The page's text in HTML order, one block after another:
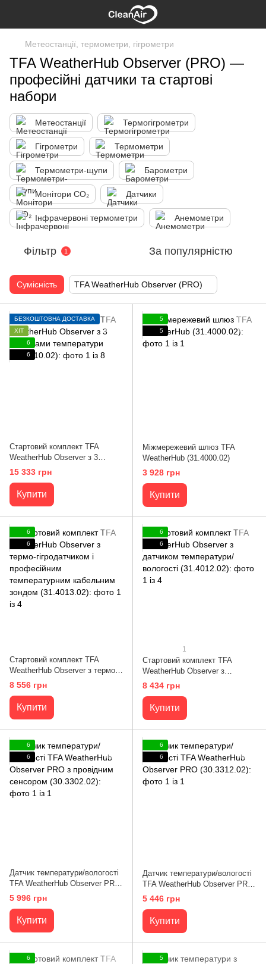
Метеостанції, термометри, гігрометри
TFA WeatherHub Observer (PRO) —
професійні датчики та стартові
набори
Метеостанції Термогігрометри
Гігрометри Термометри
Термометри-щупи Барометри
Монітори CO₂ Датчики
Інфрачервоні термометри Анемометри
Фільтр 1 За популярністю
Сумісність TFA WeatherHub Observer (PRO)
БЕЗКОШТОВНА ДОСТАВКА
ХІТ
6
6
Стартовий комплект TFA
WeatherHub Observer з 3
датчиками температури
(31.4010.02)
15 333 грн
Купити
5
5
Міжмережевий шлюз TFA
WeatherHub (31.4000.02)
3 928 грн
Купити
6
6
Стартовий комплект TFA
WeatherHub Observer з термо-
гігродатчиком і професійним
температурним кабельним
зондом (31.4013.02)
8 556 грн
Купити
6
6
1
Стартовий комплект TFA
WeatherHub Observer з
датчиком температури/
вологості (31.4012.02)
8 434 грн
Купити
6
6
Датчик температури/вологості
TFA WeatherHub Observer PRO
з провідним сенсором
(30.3302.02)
5 996 грн
Купити
6
6
Датчик температури/вологості
TFA WeatherHub Observer PRO
(30.3312.02)
5 446 грн
Купити
6
5